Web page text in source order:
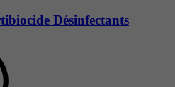
Désinfectants